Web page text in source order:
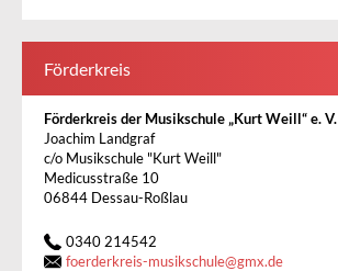
Förderkreis
Förderkreis der Musikschule „Kurt Weill“ e. V.
Joachim Landgraf
c/o Musikschule "Kurt Weill"
Medicusstraße 10
06844 Dessau-Roßlau
0340 214542
foerderkreis-musikschule@gmx.de